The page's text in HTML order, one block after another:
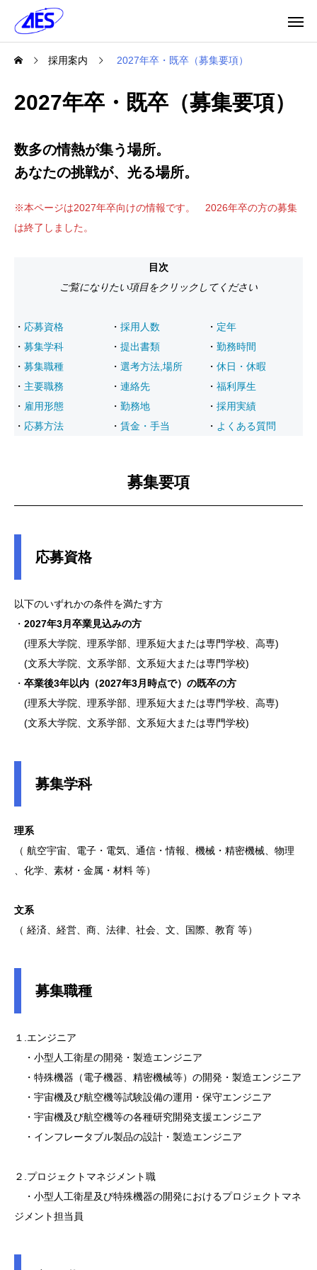
採用案内 2027年卒・既卒（募集要項）
2027年卒・既卒（募集要項）
数多の情熱が集う場所。
あなたの挑戦が、光る場所。
※本ページは2027年卒向けの情報です。 2026年卒の方の募集
は終了しました。
目次
ご覧になりたい項目をクリックしてください
・ 応募資格
・ 募集学科
・ 募集職種
・ 主要職務
・ 雇用形態
・ 応募方法
・ 採用人数
・ 提出書類
・ 選考方法,場所
・ 連絡先
・ 勤務地
・ 賃金・手当
・ 定年
・ 勤務時間
・ 休日・休暇
・ 福利厚生
・ 採用実績
・ よくある質問
募集要項
応募資格
以下のいずれかの条件を満たす方
・ 2027年3月卒業見込みの方
(理系大学院、理系学部、理系短大または専門学校、高専)
(文系大学院、文系学部、文系短大または専門学校)
・ 卒業後3年以内（2027年3月時点で）の既卒の方
(理系大学院、理系学部、理系短大または専門学校、高専)
(文系大学院、文系学部、文系短大または専門学校)
募集学科
理系
（ 航空宇宙、電子・電気、通信・情報、機械・精密機械、物理
、化学、素材・金属・材料 等）
文系
（ 経済、経営、商、法律、社会、文、国際、教育 等）
募集職種
１.エンジニア
・小型人工衛星の開発・製造エンジニア
・特殊機器（電子機器、精密機械等）の開発・製造エンジニア
・宇宙機及び航空機等試験設備の運用・保守エンジニア
・宇宙機及び航空機等の各種研究開発支援エンジニア
・インフレータブル製品の設計・製造エンジニア
２.プロジェクトマネジメント職
・小型人工衛星及び特殊機器の開発におけるプロジェクトマネ
ジメント担当員